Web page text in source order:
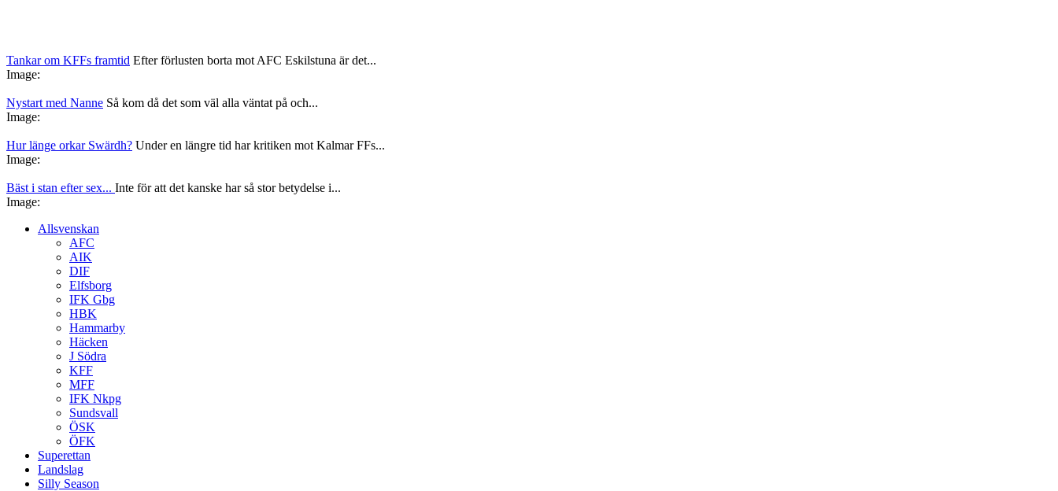
Tankar om KFFs framtid Efter förlusten borta mot AFC Eskilstuna är det...
Image:
Nystart med Nanne Så kom då det som väl alla väntat på och...
Image:
Hur länge orkar Swärdh? Under en längre tid har kritiken mot Kalmar FFs...
Image:
Bäst i stan efter sex... Inte för att det kanske har så stor betydelse i...
Image:
Allsvenskan
AFC
AIK
DIF
Elfsborg
IFK Gbg
HBK
Hammarby
Häcken
J Södra
KFF
MFF
IFK Nkpg
Sundsvall
ÖSK
ÖFK
Superettan
Landslag
Silly Season